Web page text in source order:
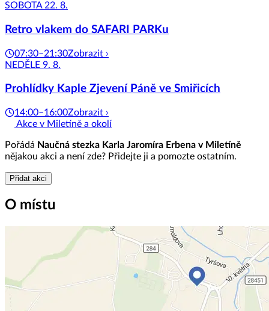
SOBOTA 22. 8.
Retro vlakem do SAFARI PARKu
07:30–21:30Zobrazit ›
NEDĚLE 9. 8.
Prohlídky Kaple Zjevení Páně ve Smiřicích
14:00–16:00Zobrazit ›
Akce v Miletíně a okolí
Pořádá Naučná stezka Karla Jaromíra Erbena v Miletíně
nějakou akci a není zde? Přidejte ji a pomozte ostatním.
Přidat akci
O místu